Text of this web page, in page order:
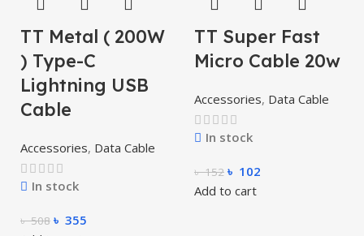
TT Metal ( 200W
) Type-C
Lightning USB
Cable
Accessories, Data Cable
In stock
৳508 ৳ 355
TT Super Fast
Micro Cable 20w
Accessories, Data Cable
In stock
৳152 ৳ 102
Add to cart